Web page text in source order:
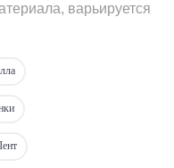
варьируется
разрыв,